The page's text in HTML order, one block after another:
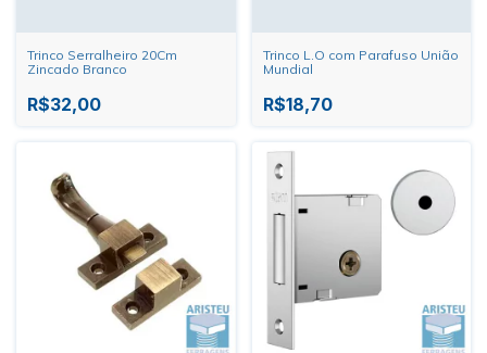
Trinco Serralheiro 20Cm
Zincado Branco
R$32,00
Trinco L.O com Parafuso União
Mundial
R$18,70